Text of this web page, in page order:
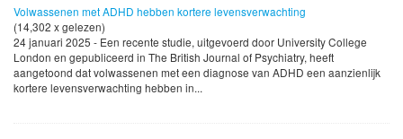
Volwassenen met ADHD hebben kortere levensverwachting
(14,302 x gelezen)
24 januari 2025 - Een recente studie, uitgevoerd door University College
London en gepubliceerd in The British Journal of Psychiatry, heeft
aangetoond dat volwassenen met een diagnose van ADHD een aanzienlijk
kortere levensverwachting hebben in...